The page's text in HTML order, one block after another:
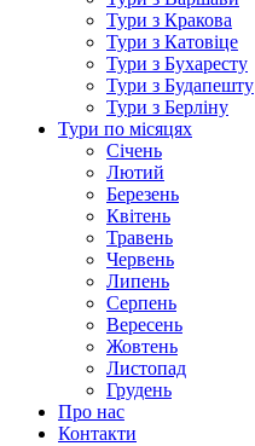
Тури з Кракова
Тури з Катовіце
Тури з Бухаресту
Тури з Будапешту
Тури з Берліну
Тури по місяцях
Січень
Лютий
Березень
Квітень
Травень
Червень
Липень
Серпень
Вересень
Жовтень
Листопад
Грудень
Про нас
Контакти